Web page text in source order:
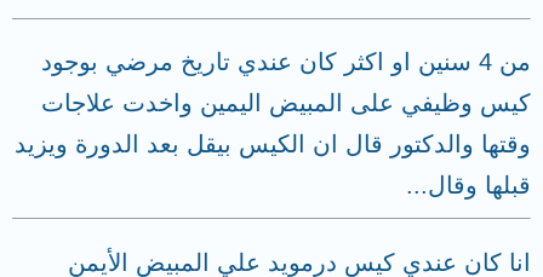
من 4 سنين او اكثر كان عندي تاريخ مرضي بوجود
كيس وظيفي على المبيض اليمين واخدت علاجات
وقتها والدكتور قال ان الكيس بيقل بعد الدورة ويزيد
قبلها وقال...
انا كان عندي كيس درمويد علي المبيض الأيمن